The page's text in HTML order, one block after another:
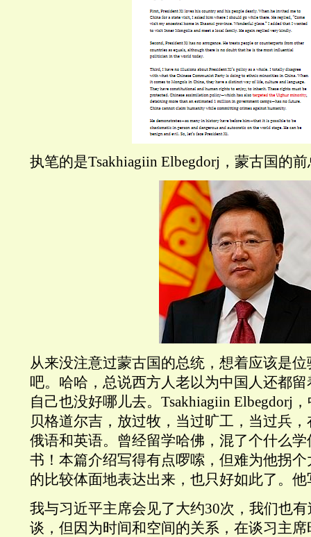
执笔的是Tsakhiagiin Elbegdorj，蒙古国的
从来没注意过蒙古国的总统，想着应该是
吧。哈哈，总说西方人老以为中国人还都
自己也没好哪儿去。Tsakhiagiin Elbegdorj
贝格道尔吉，放过牧，当过旷工，当过兵
俄语和英语。曾经留学哈佛，混了个什么
书！本篇介绍写得有点啰嗦，但难为他拐
的比较体面地表达出来，也只好如此了。他
我与习近平主席会见了大约30次，我们也
谈，但因为时间和空间的关系，在谈习主